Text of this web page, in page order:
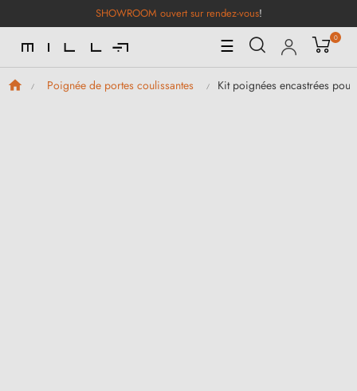
SHOWROOM ouvert sur rendez-vous!
Basculer
la
navigation
☰ 0
Poignée de portes coulissantes Kit poignées encastrées